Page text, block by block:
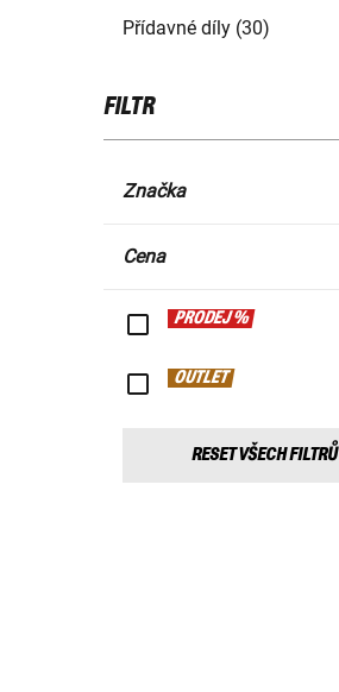
Přídavné díly (30)
FILTR
Značka
Cena
PRODEJ %
OUTLET
RESET VŠECH FILTRŮ